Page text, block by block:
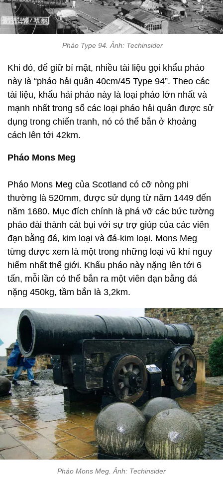
Pháo Type 94. Ảnh: Techinsider
Khi đó, để giữ bí mật, nhiều tài liệu gọi khẩu pháo
này là “pháo hải quân 40cm/45 Type 94”. Theo các
tài liệu, khẩu hải pháo này là loại pháo lớn nhất và
mạnh nhất trong số các loại pháo hải quân được sử
dụng trong chiến tranh, nó có thể bắn ở khoảng
cách lên tới 42km.
Pháo Mons Meg
Pháo Mons Meg của Scotland có cỡ nòng phi
thường là 520mm, được sử dụng từ năm 1449 đến
năm 1680. Mục đích chính là phá vỡ các bức tường
pháo đài thành cát bụi với sự trợ giúp của các viên
đạn bằng đá, kim loại và đá-kim loại. Mons Meg
từng được xem là một trong những loại vũ khí nguy
hiểm nhất thế giới. Khẩu pháo này nặng lên tới 6
tấn, mỗi lần có thể bắn ra một viên đạn bằng đá
nặng 450kg, tầm bắn là 3,2km.
Pháo Mons Meg. Ảnh: Techinsider